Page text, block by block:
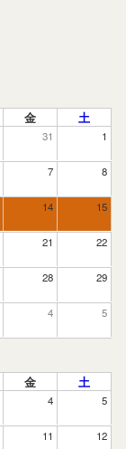
金 土
31 1
7 8
14 15
21 22
28 29
4 5
金 土
4 5
11 12